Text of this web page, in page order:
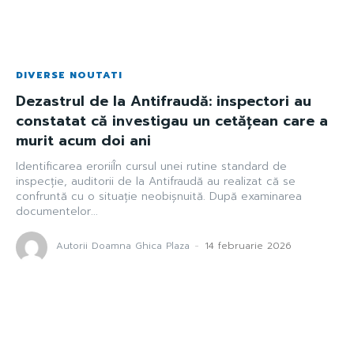
DIVERSE NOUTATI
Dezastrul de la Antifraudă: inspectori au
constatat că investigau un cetățean care a
murit acum doi ani
Identificarea eroriiÎn cursul unei rutine standard de
inspecție, auditorii de la Antifraudă au realizat că se
confruntă cu o situație neobișnuită. După examinarea
documentelor...
Autorii Doamna Ghica Plaza - 14 februarie 2026